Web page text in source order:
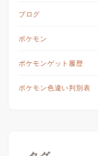
ブログ
ポケモン
ポケモンゲット履歴
ポケモン色違い判別表